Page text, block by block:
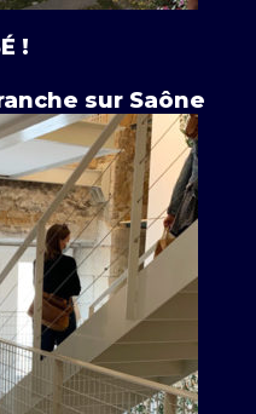
!
sur Saône